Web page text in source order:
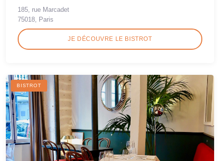
185, rue Marcadet
75018, Paris
JE DÉCOUVRE LE BISTROT
BISTROT